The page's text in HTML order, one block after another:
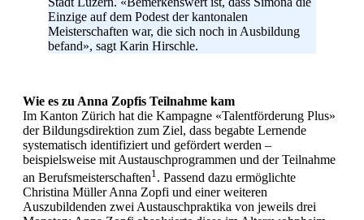
Einzige auf dem Podest der kantonalen
Meisterschaften war, die sich noch in Ausbildung
befand», sagt Karin Hirschle.
Wie es zu Anna Zopfis Teilnahme kam
Im Kanton Zürich hat die Kampagne «Talentförderung Plus»
der Bildungsdirektion zum Ziel, dass begabte Lernende
systematisch identifiziert und gefördert werden –
beispielsweise mit Austauschprogrammen und der Teilnahme
an Berufsmeisterschaften1. Passend dazu ermöglichte
Christina Müller Anna Zopfi und einer weiteren
Auszubildenden zwei Austauschpraktika von jeweils drei